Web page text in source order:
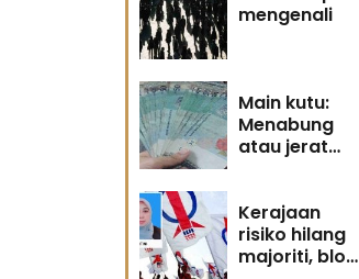
mengenali
Main kutu:
Menabung
atau jerat
Kerajaan
risiko hilang
majoriti, blok